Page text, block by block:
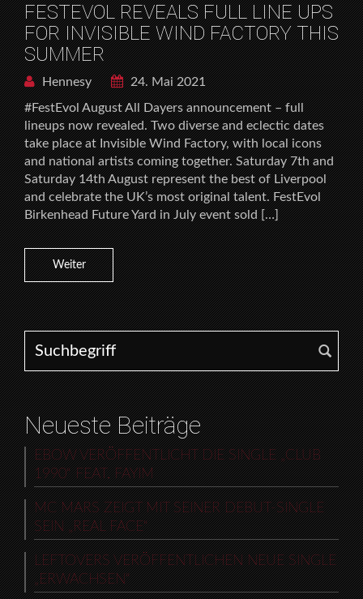
FESTEVOL REVEALS FULL LINE UPS
FOR INVISIBLE WIND FACTORY THIS
SUMMER
Hennesy
24. Mai 2021
#FestEvol August All Dayers announcement – full
lineups now revealed. Two diverse and eclectic dates
take place at Invisible Wind Factory, with local icons
and national artists coming together. Saturday 7th and
Saturday 14th August represent the best of Liverpool
and celebrate the UK’s most original talent. FestEvol
Birkenhead Future Yard in July event sold […]
Weiter
Search for:
Neueste Beiträge
EBOW VERÖFFENTLICHT DIE SINGLE „CLUB
1990“ FEAT. FAYIM
MC MARS ZEIGT MIT SEINER DEBUT-SINGLE
SEIN „REAL FACE“
LEFTOVERS VERÖFFENTLICHEN NEUE SINGLE
„ERWACHSEN“